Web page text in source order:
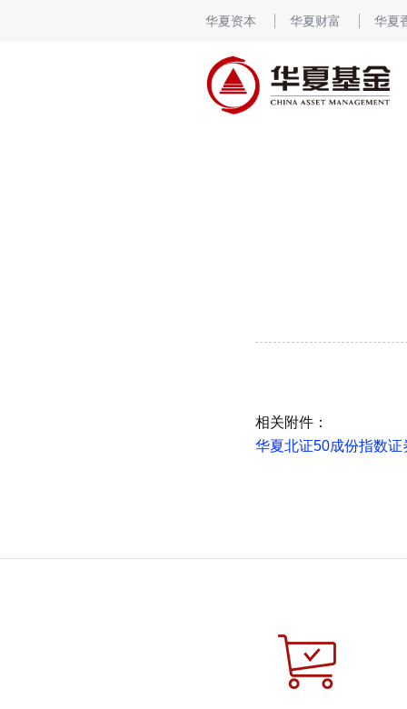
华夏资本 华夏财富 华夏
相关附件：
华夏北证50成份指数